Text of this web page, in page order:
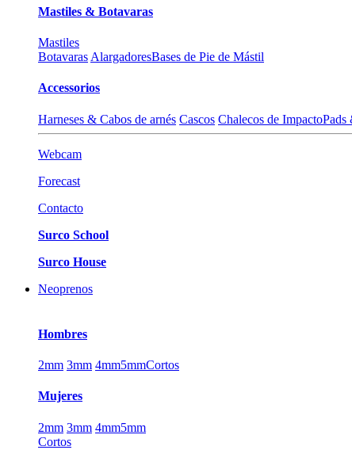
Mastiles & Botavaras
Mastiles
Botavaras AlargadoresBases de Pie de Mástil
Accessorios
Harneses & Cabos de arnés Cascos Chalecos de ImpactoPads
Webcam
Forecast
Contacto
Surco School
Surco House
Neoprenos
Hombres
2mm 3mm 4mm5mmCortos
Mujeres
2mm 3mm 4mm5mm
Cortos